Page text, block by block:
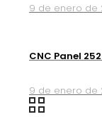
9 de enero de
CNC Panel
9 de enero de